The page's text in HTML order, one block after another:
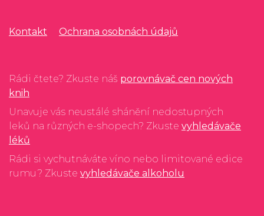
Kontakt Ochrana osobnách údajů
Rádi čtete? Zkuste náš porovnávač cen nových
knih
Unavuje vás neustálé shánění nedostupných
leků na různých e-shopech? Zkuste vyhledávače
léků
Rádi si vychutnáváte víno nebo limitované edice
rumu? Zkuste vyhledávače alkoholu